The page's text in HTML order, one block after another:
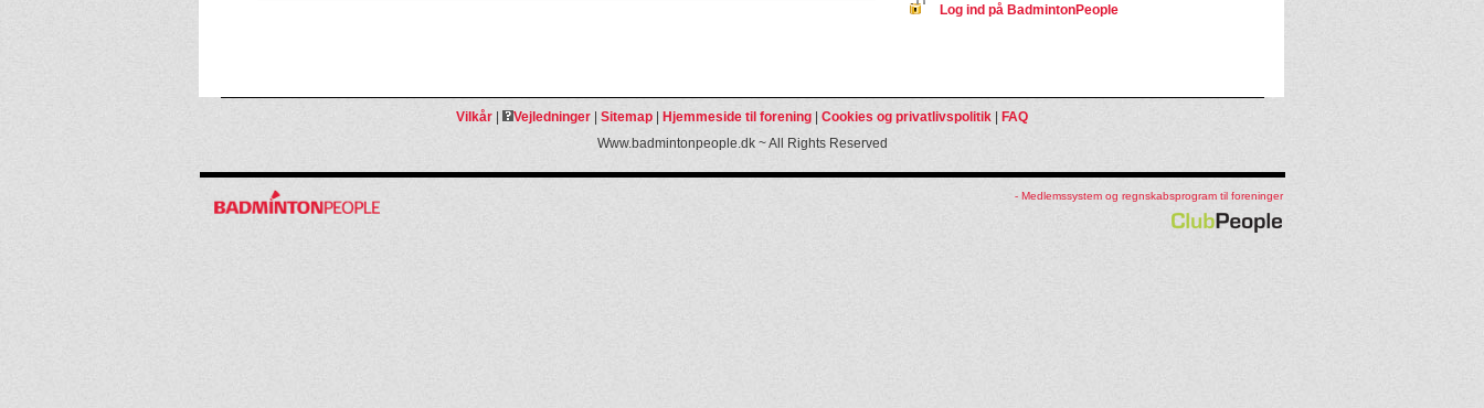
Log ind på BadmintonPeople
Vilkår Vejledninger Sitemap Hjemmeside til forening Cookies og privatlivspolitik
FAQ
Www.badmintonpeople.dk ~ All Rights Reserved
- Medlemssystem og regnskabsprogram til foreninger